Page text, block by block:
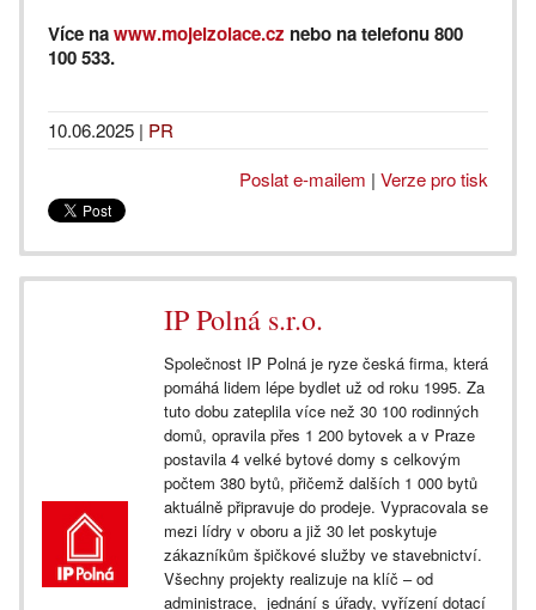
Více nawww.mojeizolace.cz nebo na telefonu 800
100 533.
10.06.2025 | PR
Poslat e-mailem | Verze pro tisk
IP Polná s.r.o.
Společnost IP Polná je ryze česká firma, která
pomáhá lidem lépe bydlet už od roku 1995. Za
tuto dobu zateplila více než 30 100 rodinných
domů, opravila přes 1 200 bytovek a v Praze
postavila 4 velké bytové domy s celkovým
počtem 380 bytů, přičemž dalších 1 000 bytů
aktuálně připravuje do prodeje. Vypracovala se
mezi lídry v oboru a již 30 let poskytuje
zákazníkům špičkové služby ve stavebnictví.
Všechny projekty realizuje na klíč – od
administrace, jednání s úřady, vyřízení dotací